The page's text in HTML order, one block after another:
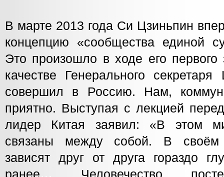
В марте 2013 года Си Цзиньпин
концепцию «сообщества единой
Это произошло в ходе его первого
качестве Генерального
совершил в Россию. Нам,
приятно. Выступая с лекцией
лидер Китая заявил: «В этом
связаны между собой. В своём
зависят друг от друга гораздо
ранее… Человечество